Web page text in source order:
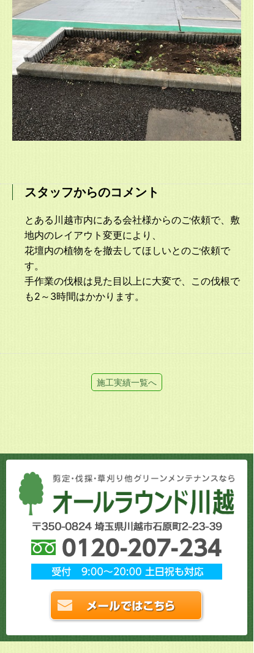
スタッフからのコメント
とある川越市内にある会社様からのご依頼で、敷
地内のレイアウト変更により、
花壇内の植物をを撤去してほしいとのご依頼で
す。
手作業の伐根は見た目以上に大変で、この伐根で
も2～3時間はかかります。
施工実績一覧へ